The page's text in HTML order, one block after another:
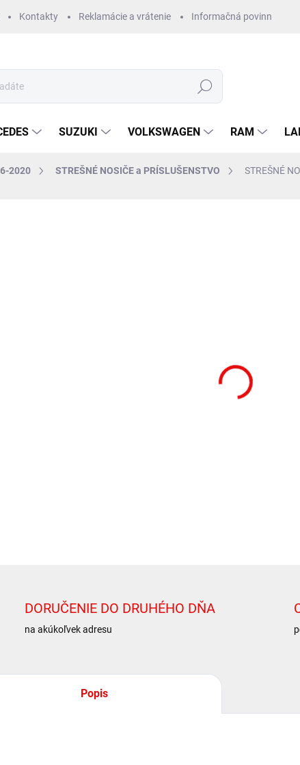
Kontakty Reklamácie a vrátenie Informačná povinnost
Hľadať
SUZUKI VOLKSWAGEN RAM
2020 STREŠNÉ NOSIČE a PRÍSLUŠENSTVO STREŠNÉ
DORUČENIE DO DRUHÉHO DŇA
na akúkoľvek adresu
Popis